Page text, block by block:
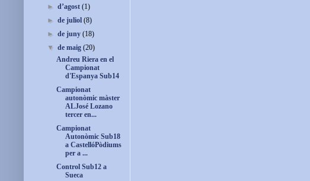
►d’agost(1)
►de juliol(8)
►de juny(18)
▼de maig(20)
Andreu Riera en el
Campionat
d'Espanya Sub14
Campionat
autonòmic màster
ALJosé Lozano
tercer en...
Campionat
Autonòmic Sub18
a CastellóPòdiums
per a ...
Control Sub12 a
Sueca